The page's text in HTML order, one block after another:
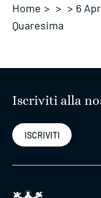
Home > > > 6
Quaresima
Iscriviti alla
ISCRIVITI